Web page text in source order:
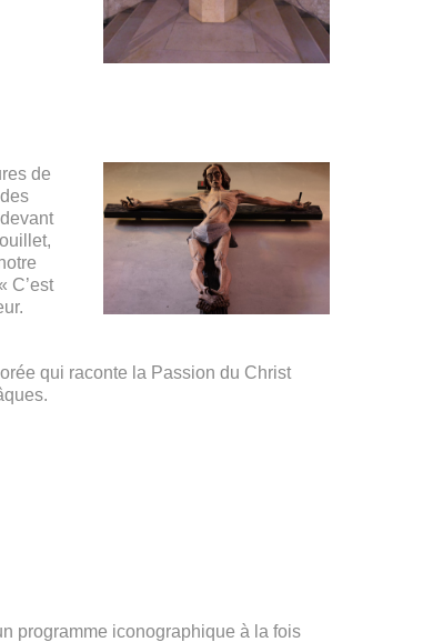
de
C’est
qui raconte la Passion du Christ
programme iconographique à la fois